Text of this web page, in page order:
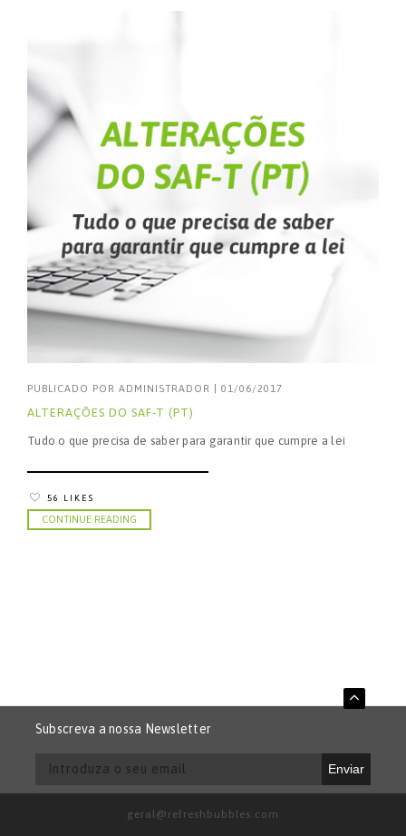
PUBLICADO POR ADMINISTRADOR 01/06/2017
ALTERAÇÕES DO SAF-T (PT)
Tudo o que precisa de saber para garantir que cumpre a lei
56 LIKES
CONTINUE READING
Subscreva a nossa Newsletter
Enviar
geral@refreshbubbles.com